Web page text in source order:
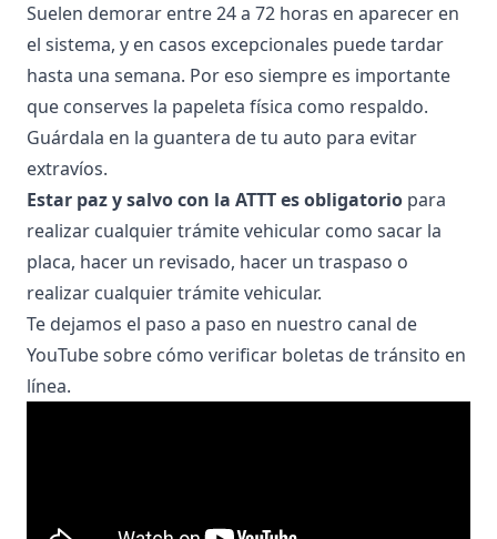
Suelen demorar entre 24 a 72 horas en aparecer en
el sistema, y en casos excepcionales puede tardar
hasta una semana. Por eso siempre es importante
que conserves la papeleta física como respaldo.
Guárdala en la guantera de tu auto para evitar
extravíos.
Estar paz y salvo con la ATTTes obligatorio para
realizar cualquier trámite vehicular como sacar la
placa, hacer un revisado, hacer un traspaso o
realizar cualquier trámite vehicular.
Te dejamos el paso a paso en nuestro canal de
YouTube sobre cómo verificar boletas de tránsito en
línea.